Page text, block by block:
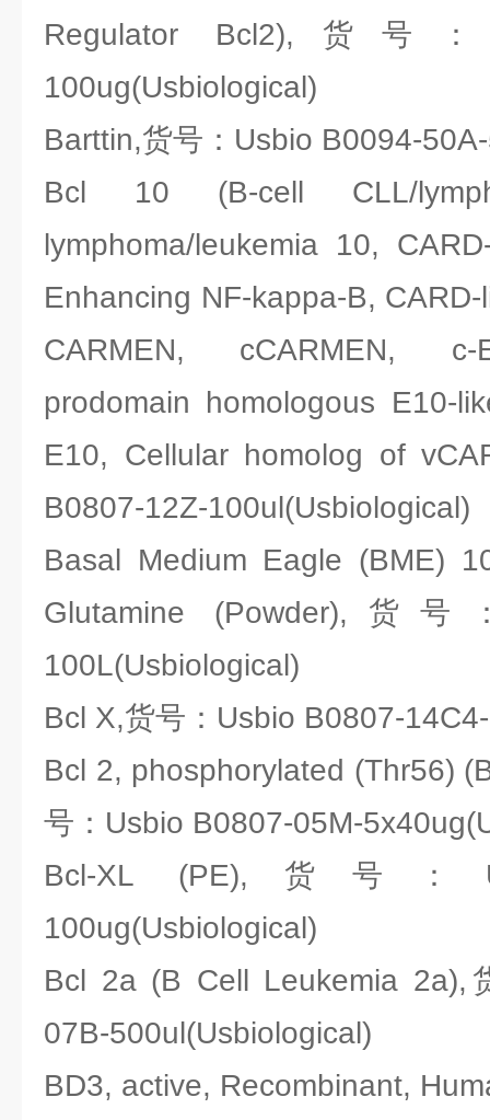
Regulator Bcl2),货号：
100ug(Usbiological)
Barttin,货号：Usbio B0094-
Bcl 10 (B-cell CLL/
lymphoma/leukemia 10,
Enhancing NF-kappa-B,
CARMEN, cCARMEN, c-
prodomain homologous E10-
E10, Cellular homolog of
B0807-12Z-100ul(Usbiological)
Basal Medium Eagle (BME)
Glutamine (Powder),货号
100L(Usbiological)
Bcl X,货号：Usbio B0807-
Bcl 2, phosphorylated (Thr56)
号：Usbio B0807-05M-
Bcl-XL (PE),货号：
100ug(Usbiological)
Bcl 2a (B Cell Leukemia 2a),
07B-500ul(Usbiological)
BD3, active, Recombinant,